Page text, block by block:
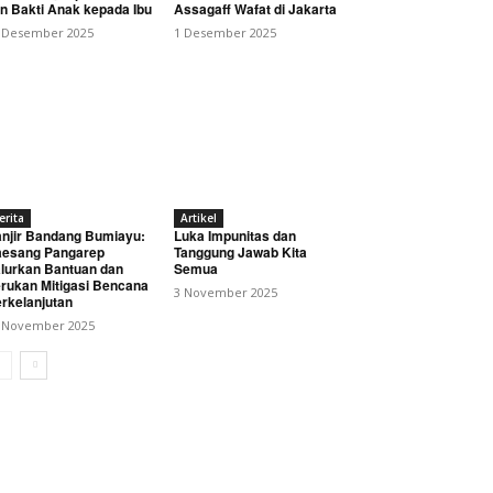
Bakti Anak kepada Ibu
2025
Assagaff Wafat di Jakarta
1 Desember 2025
Bandang Bumiayu:
Pangarep
Bantuan dan
Mitigasi Bencana
November 2025
Artikel
Luka Impunitas dan
Tanggung Jawab Kita
Semua
3 November 2025